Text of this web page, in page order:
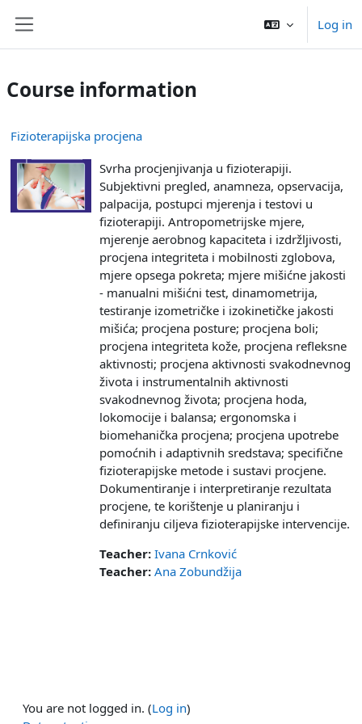
Log in
Course information
Fizioterapijska procjena
Svrha procjenjivanja u fizioterapiji.
Subjektivni pregled, anamneza, opservacija,
palpacija, postupci mjerenja i testovi u
fizioterapiji. Antropometrijske mjere,
mjerenje aerobnog kapaciteta i izdržljivosti,
procjena integriteta i mobilnosti zglobova,
mjere opsega pokreta; mjere mišićne jakosti
- manualni mišićni test, dinamometrija,
testiranje izometričke i izokinetičke jakosti
mišića; procjena posture; procjena boli;
procjena integriteta kože, procjena refleksne
aktivnosti; procjena aktivnosti svakodnevnog
života i instrumentalnih aktivnosti
svakodnevnog života; procjena hoda,
lokomocije i balansa; ergonomska i
biomehanička procjena; procjena upotrebe
pomoćnih i adaptivnih sredstava; specifične
fizioterapijske metode i sustavi procjene.
Dokumentiranje i interpretiranje rezultata
procjene, te korištenje u planiranju i
definiranju ciljeva fizioterapijske intervencije.
Teacher: Ivana Crnković
Teacher: Ana Zobundžija
You are not logged in. (Log in)